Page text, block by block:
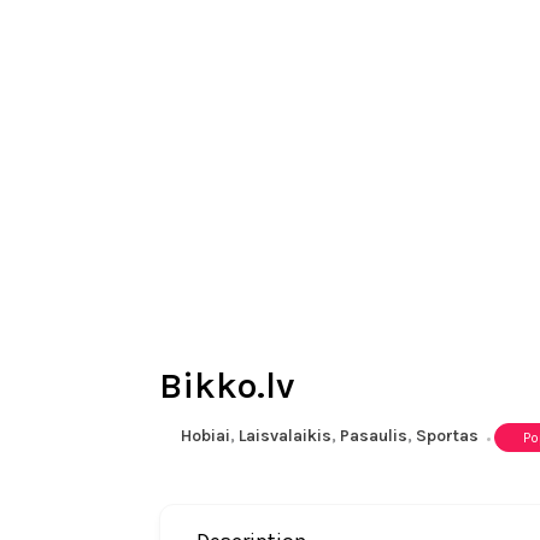
Bikko.lv
Hobiai, Laisvalaikis, Pasaulis, Sportas